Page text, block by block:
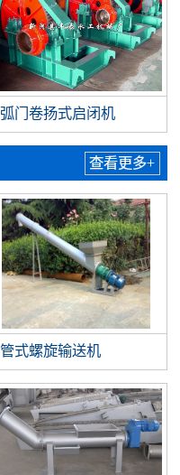
弧门卷扬式启闭机
查看更多+
管式螺旋输送机